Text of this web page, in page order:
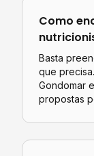
Como
Basta
que
Gondomar
propostas